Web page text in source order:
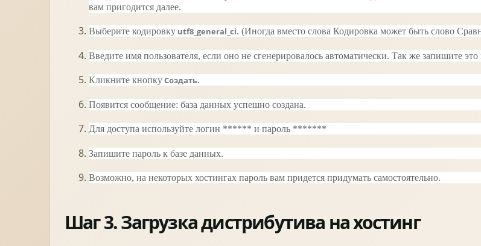
вам пригодится далее.
Выберите кодировку utf8_general_ci. (Иногда вместо слова Кодировка может быть слово
Введите имя пользователя, если оно не сгенерировалось автоматически. Так же запишите это
Кликните кнопкуСоздать.
Появится сообщение: база данных успешно создана.
Для доступа используйте логин ****** и пароль *******
Запишите пароль к базе данных.
Возможно, на некоторых хостингах пароль вам придется придумать самостоятельно.
Шаг 3. Загрузка дистрибутива на хостинг